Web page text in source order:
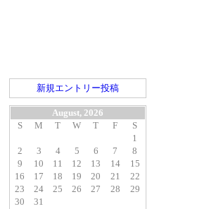
新規エントリー投稿
August, 2026
S
M T W T F
S
1
2
3 4 5 6 7
8
9
10 11 12 13 14
15
16
17 18 19 20 21
22
23
24 25 26 27 28
29
30
31